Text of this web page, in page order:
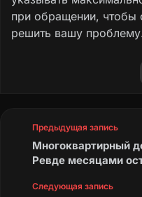
при обращении, чтобы
решить вашу
Предыдущая запись
Многоквартирный
Ревде месяцами
Следующая запись